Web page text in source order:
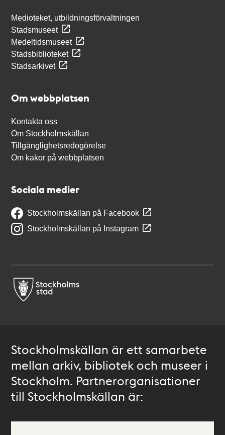
Medioteket, utbildningsförvaltningen
Stadsmuseet
Medeltidsmuseet
Stadsbiblioteket
Stadsarkivet
Om webbplatsen
Kontakta oss
Om Stockholmskällan
Tillgänglighetsredogörelse
Om kakor på webbplatsen
Sociala medier
Stockholmskällan på Facebook
Stockholmskällan på Instagram
Stockholmskällan är ett samarbete
mellan arkiv, bibliotek och museer i
Stockholm. Partnerorganisationer
till Stockholmskällan är: